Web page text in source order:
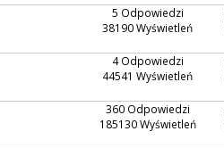
5 Odpowiedzi
38190 Wyświetleń
4 Odpowiedzi
44541 Wyświetleń
360 Odpowiedzi
185130 Wyświetleń